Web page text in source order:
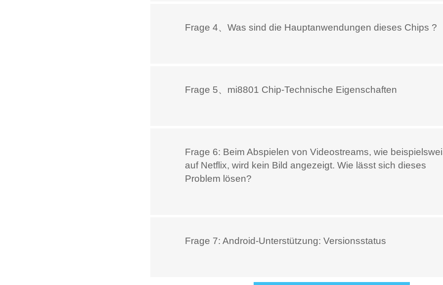
Frage 4、Was sind die Hauptanwendungen dieses Chips ?
Frage 5、mi8801 Chip-Technische Eigenschaften
Frage 6: Beim Abspielen von Videostreams, wie
auf Netflix, wird kein Bild angezeigt. Wie lässt sich dieses
Problem lösen?
Frage 7: Android-Unterstützung: Versionsstatus